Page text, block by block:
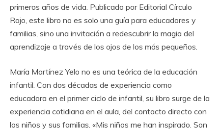
primeros años de vida. Publicado por Editorial Círculo
Rojo, este libro no es solo una guía para educadores y
familias, sino una invitación a redescubrir la magia del
aprendizaje a través de los ojos de los más pequeños.
María Martínez Yelo no es una teórica de la educación
infantil. Con dos décadas de experiencia como
educadora en el primer ciclo de infantil, su libro surge de la
experiencia cotidiana en el aula, del contacto directo con
los niños y sus familias. «Mis niños me han inspirado. Son